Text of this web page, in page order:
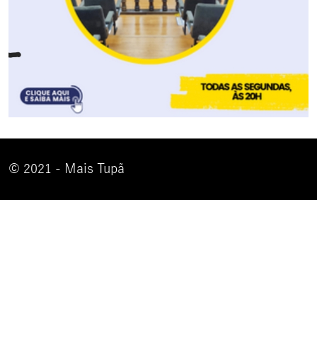
© 2021 - Mais Tupã